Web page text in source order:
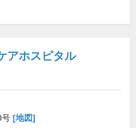
アホスピタル
号 [地図]